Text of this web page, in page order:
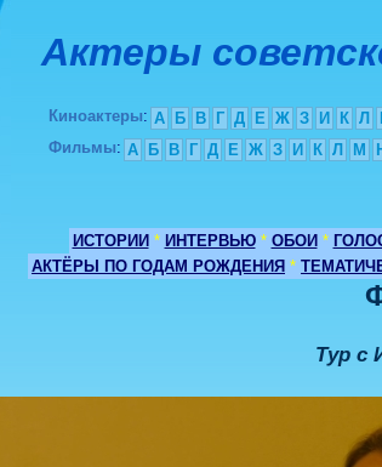
Актеры
Киноактеры: А Б В Г Д Е Ж З И К Л
Фильмы: А Б В Г Д Е Ж З И К Л М
ИСТОРИИ * ИНТЕРВЬЮ * ОБОИ *
АКТЁРЫ ПО ГОДАМ РОЖДЕНИЯ *
Тур с